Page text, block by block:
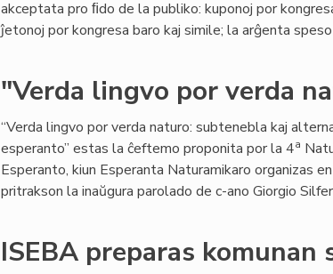
akceptata pro ﬁdo de la publiko: kuponoj por
ĵetonoj por kongresa baro kaj simile; la arĝenta
"Verda lingvo por verda
“Verda lingvo por verda naturo: subtenebla kaj
esperanto” estas la ĉeftemo proponita por la 4a
Esperanto, kiun Esperanta Naturamikaro organizas
pritrakson la inaŭgura parolado de c-ano Giorgio
ISEBA preparas komunan